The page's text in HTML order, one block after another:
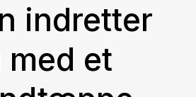
indretter
med et